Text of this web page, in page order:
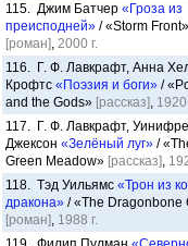
115. Джим Батчер «Гроза из
преисподней» / «Storm Front»
[роман], 2000 г.
116. Г. Ф. Лавкрафт, Анна
Крофтс «Поэзия и боги» /
and the Gods» [рассказ], 1920
117. Г. Ф. Лавкрафт,
Джексон «Зелёный луг» /
Green Meadow» [рассказ],
118. Тэд Уильямс «Трон из
дракона» / «The Dragonbone
[роман], 1988 г.